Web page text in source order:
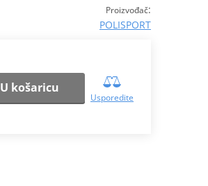
Proizvođač:
POLISPORT
U košaricu
Usporedite